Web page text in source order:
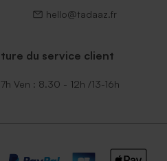
hello@tadaaz.fr
du service client
Ven : 8.30 - 12h /13-16h